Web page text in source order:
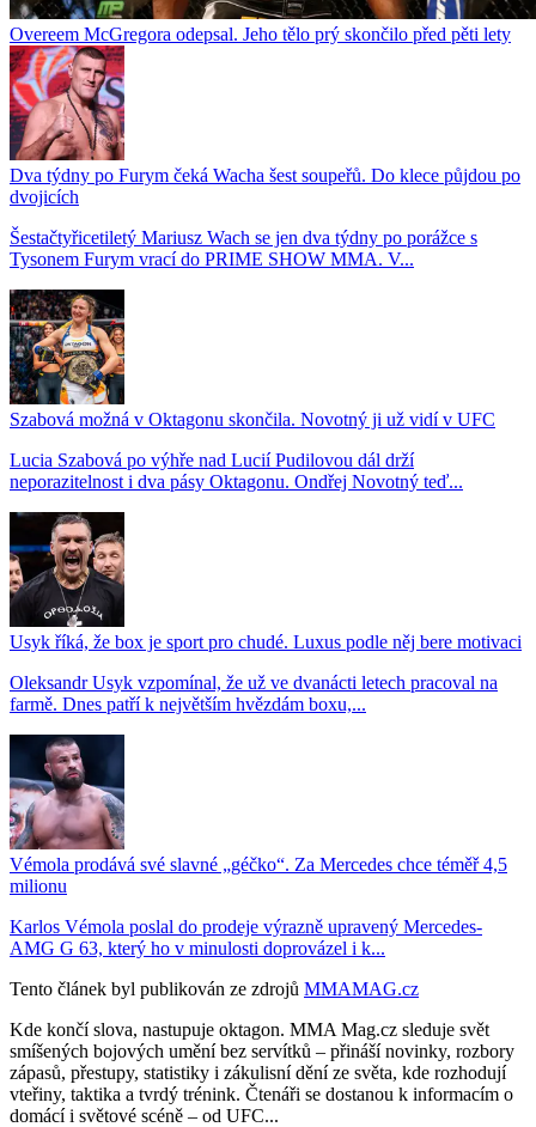
Overeem McGregora odepsal. Jeho tělo prý skončilo před pěti lety
Dva týdny po Furym čeká Wacha šest soupeřů. Do klece půjdou po
dvojicích
Šestačtyřicetiletý Mariusz Wach se jen dva týdny po porážce s
Tysonem Furym vrací do PRIME SHOW MMA. V...
Szabová možná v Oktagonu skončila. Novotný ji už vidí v UFC
Lucia Szabová po výhře nad Lucií Pudilovou dál drží
neporazitelnost i dva pásy Oktagonu. Ondřej Novotný teď...
Usyk říká, že box je sport pro chudé. Luxus podle něj bere motivaci
Oleksandr Usyk vzpomínal, že už ve dvanácti letech pracoval na
farmě. Dnes patří k největším hvězdám boxu,...
Vémola prodává své slavné „géčko“. Za Mercedes chce téměř 4,5
milionu
Karlos Vémola poslal do prodeje výrazně upravený Mercedes-
AMG G 63, který ho v minulosti doprovázel i k...
Tento článek byl publikován ze zdrojů MMAMAG.cz
Kde končí slova, nastupuje oktagon. MMA Mag.cz sleduje svět
smíšených bojových umění bez servítků – přináší novinky, rozbory
zápasů, přestupy, statistiky i zákulisní dění ze světa, kde rozhodují
vteřiny, taktika a tvrdý trénink. Čtenáři se dostanou k informacím o
domácí i světové scéně – od UFC...